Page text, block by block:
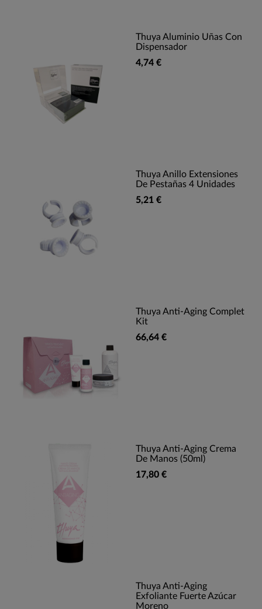
Thuya Aluminio Uñas Con
Dispensador
4,74 €
Thuya Anillo Extensiones
De Pestañas 4 Unidades
5,21 €
Thuya Anti-Aging Complet
Kit
66,64 €
Thuya Anti-Aging Crema
De Manos (50ml)
17,80 €
Thuya Anti-Aging
Exfoliante Fuerte Azúcar
Moreno